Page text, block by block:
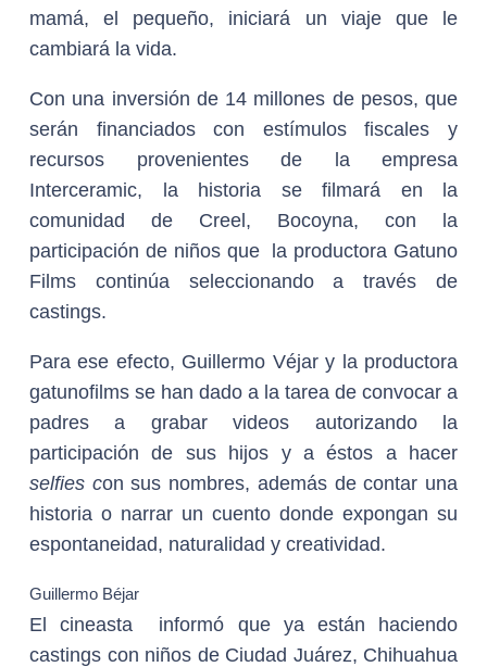
mamá, el pequeño, iniciará un viaje que le
cambiará la vida.
Con una inversión de 14 millones de pesos, que
serán financiados con estímulos fiscales y
recursos provenientes de la empresa
Interceramic, la historia se filmará en la
comunidad de Creel, Bocoyna, con la
participación de niños que la productora Gatuno
Films continúa seleccionando a través de
castings.
Para ese efecto, Guillermo Véjar y la productora
gatunofilms se han dado a la tarea de convocar a
padres a grabar videos autorizando la
participación de sus hijos y a éstos a hacer
selfies con sus nombres, además de contar una
historia o narrar un cuento donde expongan su
espontaneidad, naturalidad y creatividad.
Guillermo Béjar
El cineasta informó que ya están haciendo
castings con niños de Ciudad Juárez, Chihuahua